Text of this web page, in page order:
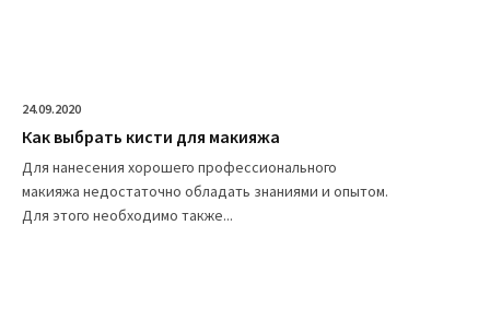
24.09.2020
Как выбрать кисти для макияжа
Для нанесения хорошего профессионального
макияжа недостаточно обладать знаниями и опытом.
Для этого необходимо также...